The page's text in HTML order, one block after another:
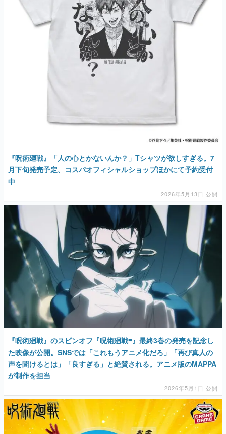
『呪術廻戦』「人の心とかないんか？」Tシャツが欲しすぎる。7
月下旬発売予定、コスパオフィシャルショップほかにて予約受付
中
2026年5月13日 公開
『呪術廻戦』のスピンオフ『呪術廻戦≡』最終3巻の発売を記念し
た映像が公開。SNSでは「これもうアニメ化だろ」「再び真人の
声を聞けるとは」「良すぎる」と絶賛される。アニメ版のMAPPA
が制作を担当
2026年5月1日 公開